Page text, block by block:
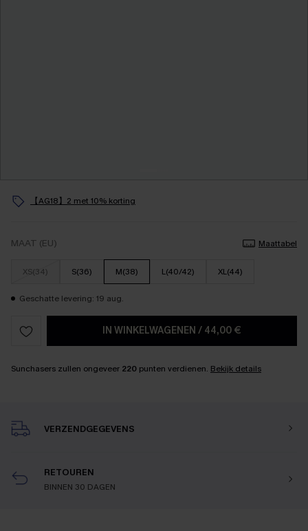
【AG18】2 met 10% korting
MAAT (EU) Maattabel
XS(34) S(36) M(38) L(40/42) XL(44)
Geschatte levering: 19 aug.
IN WINKELWAGENEN / 44,00 €
Sunchasers zullen ongeveer 220 punten verdienen. Bekijk details
VERZENDGEGEVENS
RETOUREN
BINNEN 30 DAGEN